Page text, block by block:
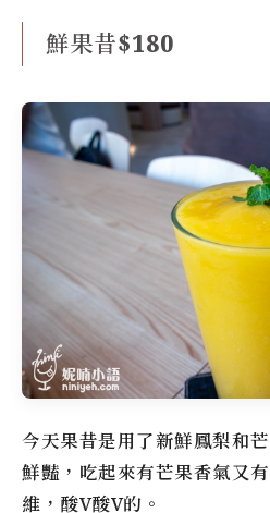
鮮果昔$180
今天果昔是用了新鮮鳳梨和
鮮豔，吃起來有芒果香氣又
維，酸V酸V的。